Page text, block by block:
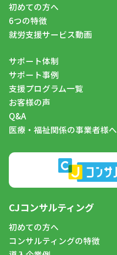
初めての方へ
6つの特徴
就労支援サービス動画
サポート体制
サポート事例
支援プログラム一覧
お客様の声
Q&A
医療・福祉関係の事業者様へ
CJコンサルティング
初めての方へ
コンサルティングの特徴